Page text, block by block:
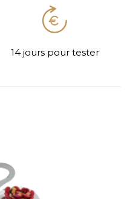
14 jours pour tester